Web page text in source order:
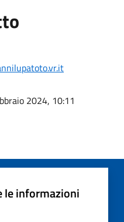
2024, 10:11
le informazioni